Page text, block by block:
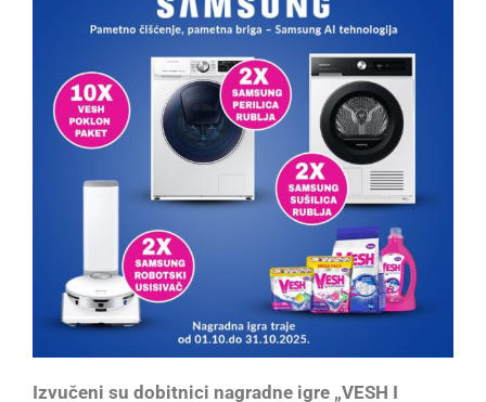
Izvučeni su dobitnici nagradne igre „VESH I